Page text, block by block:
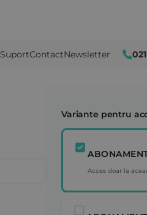
SuportContactNewsletter
Variante pentru
Acces doar la